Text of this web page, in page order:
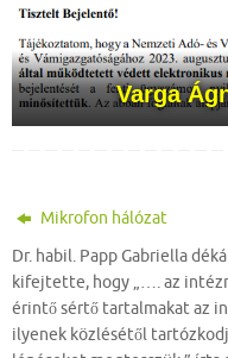
Varga
Mikrofon hálózat
Dr. habil. Papp Gabriella
kifejtette, hogy „…. az
érintő sértő tartalmakat az
ilyenek közlésétől